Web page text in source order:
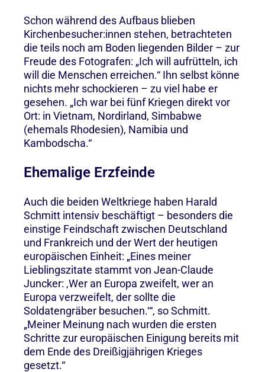
Schon während des Aufbaus blieben
Kirchenbesucher:innen stehen, betrachteten
die teils noch am Boden liegenden Bilder – zur
Freude des Fotografen: „Ich will aufrütteln, ich
will die Menschen erreichen.“ Ihn selbst könne
nichts mehr schockieren – zu viel habe er
gesehen. „Ich war bei fünf Kriegen direkt vor
Ort: in Vietnam, Nordirland, Simbabwe
(ehemals Rhodesien), Namibia und
Kambodscha.“
Ehemalige Erzfeinde
Auch die beiden Weltkriege haben Harald
Schmitt intensiv beschäftigt – besonders die
einstige Feindschaft zwischen Deutschland
und Frankreich und der Wert der heutigen
europäischen Einheit: „Eines meiner
Lieblingszitate stammt von Jean-Claude
Juncker: ‚Wer an Europa zweifelt, wer an
Europa verzweifelt, der sollte die
Soldatengräber besuchen.‘“, so Schmitt.
„Meiner Meinung nach wurden die ersten
Schritte zur europäischen Einigung bereits mit
dem Ende des Dreißigjährigen Krieges
gesetzt.“